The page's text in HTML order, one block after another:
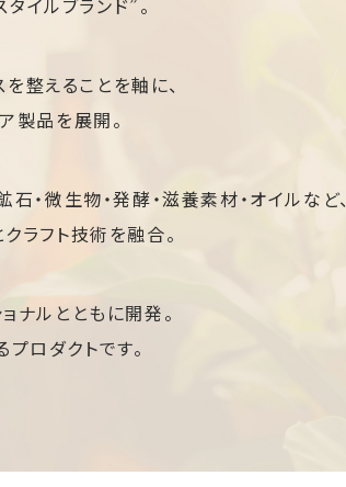
整えることを軸に、
製品を展開。
・微生物・発酵・滋養素材・オイルなど、
ラフト技術を融合。
ナルとともに開発。
ロダクトです。